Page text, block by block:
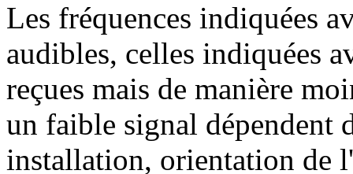
Les fréquences indiquées
audibles, celles indiquées
reçues mais de manière
un faible signal dépendent
installation, orientation de